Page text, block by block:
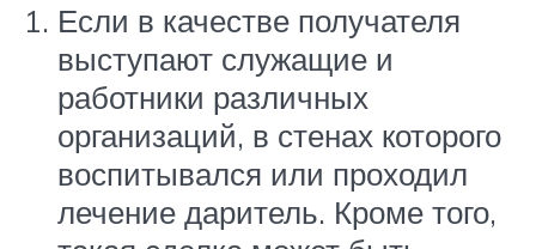
Если в качестве получателя
выступают служащие и
работники различных
организаций, в стенах которого
воспитывался или проходил
лечение даритель. Кроме того,